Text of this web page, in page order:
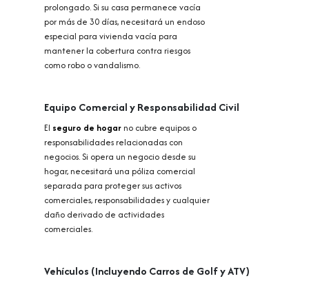
prolongado. Si su casa permanece vacía
por más de 30 días, necesitará un endoso
especial para vivienda vacía para
mantener la cobertura contra riesgos
como robo o vandalismo.
Equipo Comercial y Responsabilidad Civil
El seguro de hogar no cubre equipos o
responsabilidades relacionadas con
negocios. Si opera un negocio desde su
hogar, necesitará una póliza comercial
separada para proteger sus activos
comerciales, responsabilidades y cualquier
daño derivado de actividades
comerciales.
Vehículos (Incluyendo Carros de Golf y ATV)